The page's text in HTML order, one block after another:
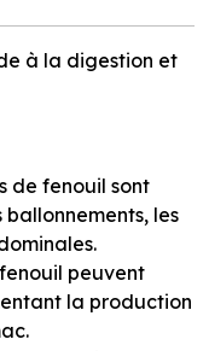
à la digestion et
de fenouil sont
les
peuvent
la production